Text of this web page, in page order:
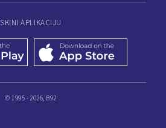
SKINI APLIKACIJU
© 1995 - 2026, B92